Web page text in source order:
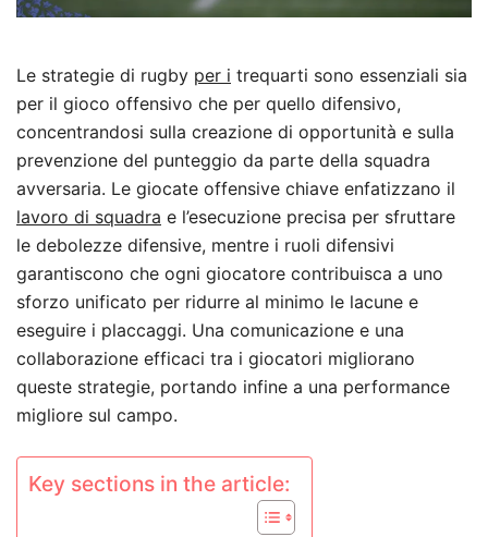
Le strategie di rugby per i trequarti sono essenziali sia
per il gioco offensivo che per quello difensivo,
concentrandosi sulla creazione di opportunità e sulla
prevenzione del punteggio da parte della squadra
avversaria. Le giocate offensive chiave enfatizzano il
lavoro di squadra e l’esecuzione precisa per sfruttare
le debolezze difensive, mentre i ruoli difensivi
garantiscono che ogni giocatore contribuisca a uno
sforzo unificato per ridurre al minimo le lacune e
eseguire i placcaggi. Una comunicazione e una
collaborazione efficaci tra i giocatori migliorano
queste strategie, portando infine a una performance
migliore sul campo.
Key sections in the article: